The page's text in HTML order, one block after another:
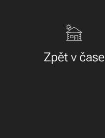
Zpět v čase